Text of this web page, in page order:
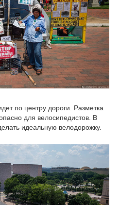
по центру дороги. Разметка
для велосипедистов. В
идеальную велодорожку.